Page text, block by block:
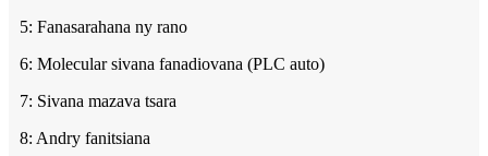
5: Fanasarahana ny rano
6: Molecular sivana fanadiovana (PLC auto)
7: Sivana mazava tsara
8: Andry fanitsiana